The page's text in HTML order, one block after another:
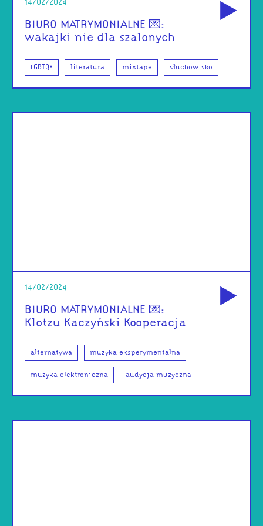
14/02/2024
BIURO MATRYMONIALNE 💌:
wakajki nie dla szalonych
LGBTQ+ literatura mixtape słuchowisko
14/02/2024
BIURO MATRYMONIALNE 💌:
Klotzu Kaczyński Kooperacja
alternatywa muzyka eksperymentalna
muzyka elektroniczna audycja muzyczna